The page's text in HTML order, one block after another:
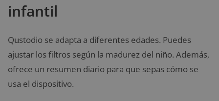
infantil
Qustodio se adapta a diferentes edades. Puedes
ajustar los filtros según la madurez del niño. Además,
ofrece un resumen diario para que sepas cómo se
usa el dispositivo.